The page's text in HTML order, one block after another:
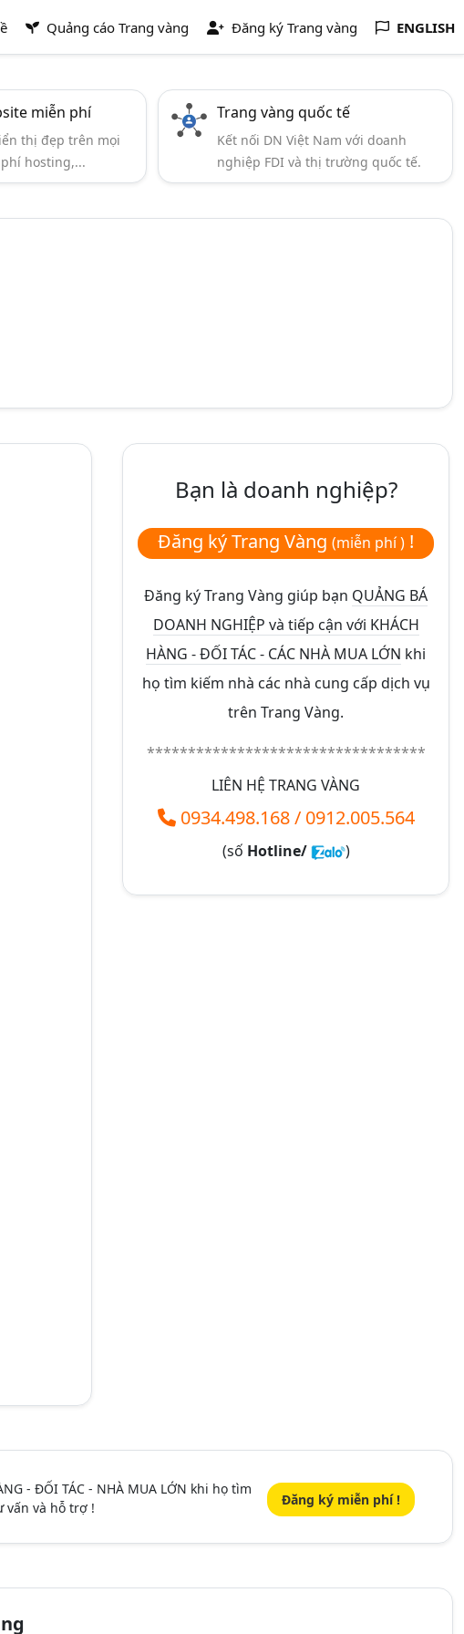
Quảng cáo Trang vàng Đăng ký Trang vàng ENGLISH
miễn phí
thị đẹp trên mọi
hosting,...
Trang vàng quốc tế
Kết nối DN Việt Nam với doanh
nghiệp FDI và thị trường quốc tế.
Bạn là doanh nghiệp?
Đăng ký Trang Vàng (miễn phí ) !
Đăng ký Trang Vàng giúp bạn QUẢNG BÁ
DOANH NGHIỆP và tiếp cận với KHÁCH
HÀNG - ĐỐI TÁC - CÁC NHÀ MUA LỚN khi
họ tìm kiếm nhà các nhà cung cấp dịch vụ
trên Trang Vàng.
**********************************
LIÊN HỆ TRANG VÀNG
0934.498.168/ 0912.005.564
(số Hotline/ )
- ĐỐI TÁC - NHÀ MUA LỚN khi họ tìm
và hỗ trợ ! Đăng ký miễn phí !